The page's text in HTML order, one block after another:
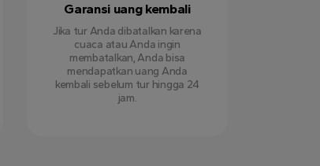
Garansi uang kembali
Jika tur Anda dibatalkan karena
cuaca atau Anda ingin
membatalkan, Anda bisa
mendapatkan uang Anda
kembali sebelum tur hingga 24
jam.